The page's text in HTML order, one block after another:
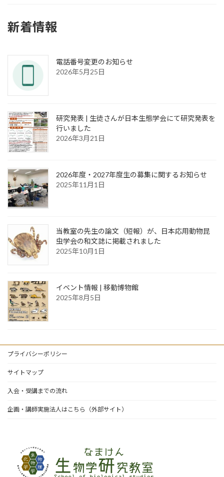
新着情報
電話番号変更のお知らせ
2026年5月25日
研究発表 | 生徒さんが日本生態学会にて研究発表を
行いました
2026年3月21日
2026年度・2027年度生の募集に関するお知らせ
2025年11月1日
当教室の先生の論文（短報）が、日本応用動物昆
虫学会の和文誌に掲載されました
2025年10月1日
イベント情報 | 移動博物館
2025年8月5日
プライバシーポリシー
サイトマップ
入会・受講までの流れ
企画・講師実施法人はこちら（外部サイト）